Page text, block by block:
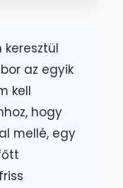
keresztül
az egyik
kell
hogy
mellé, egy